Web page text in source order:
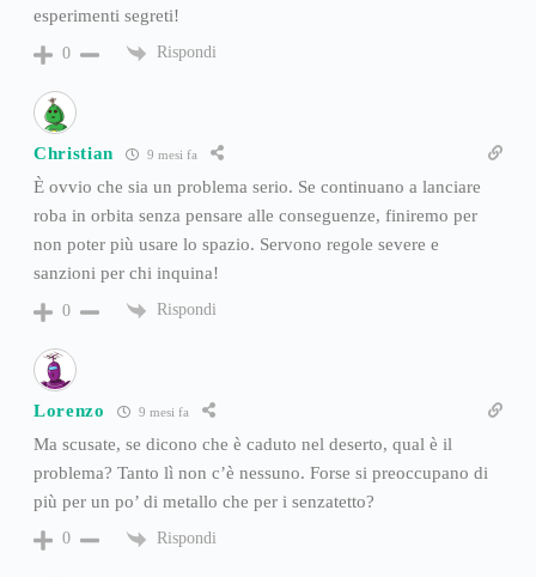
esperimenti segreti!
0 Rispondi
Christian 9 mesi fa
È ovvio che sia un problema serio. Se continuano a lanciare
roba in orbita senza pensare alle conseguenze, finiremo per
non poter più usare lo spazio. Servono regole severe e
sanzioni per chi inquina!
0 Rispondi
Lorenzo 9 mesi fa
Ma scusate, se dicono che è caduto nel deserto, qual è il
problema? Tanto lì non c’è nessuno. Forse si preoccupano di
più per un po’ di metallo che per i senzatetto?
0 Rispondi